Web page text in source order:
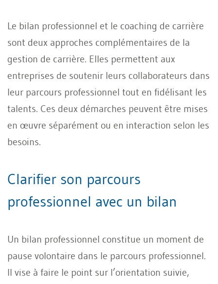
Le bilan professionnel et le coaching de carrière
sont deux approches complémentaires de la
gestion de carrière. Elles permettent aux
entreprises de soutenir leurs collaborateurs dans
leur parcours professionnel tout en fidélisant les
talents. Ces deux démarches peuvent être mises
en œuvre séparément ou en interaction selon les
besoins.
Clarifier son parcours
professionnel avec un bilan
Un bilan professionnel constitue un moment de
pause volontaire dans le parcours professionnel.
Il vise à faire le point sur l’orientation suivie,